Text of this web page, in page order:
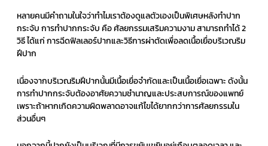
หลายคนมีคำถามในใจว่าทำไมเราต้องดูแลตัวเองเป็นพิเศษหลังทำปาก
กระจับ การทำปากกระจับ คือ ศัลยกรรมเสริมความงาม สามารถทำได้ 2
วิธี ได้แก่ การฉีดฟิลเลอร์ปากและวิธีการผ่าตัดเพื่อลดเนื้อเยื่อบริเวณริม
ฝีปาก
เนื่องจากบริเวณริมฝีปากนั้นมีเนื้อเยื่อจำกัดและเป็นเนื้อเยื่อเฉพาะ ดังนั้น
การทำปากกระจับต้องอาศัยความชำนาญและประสบการณ์ของแพทย์
เพราะถ้าหากเกิดความผิดพลาดอาจแก้ไขได้ยากกว่าการศัลยกรรมใน
ส่วนอื่นๆ